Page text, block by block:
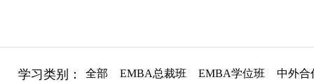
学习类别： 全部 EMBA总裁班 EMBA学位班 中外合